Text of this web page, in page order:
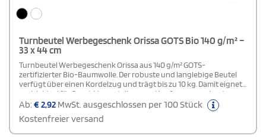
Turnbeutel Werbegeschenk Orissa GOTS Bio 140 g/m² –
33 x 44 cm
Turnbeutel Werbegeschenk Orissa aus 140 g/m² GOTS-
zertifizierter Bio-Baumwolle. Der robuste und langlebige Beutel
verfügt über einen Kordelzug und trägt bis zu 10 kg. Damit eignet
er sich ideal für Sport, Veranstaltungen, Konferenzen oder den
Einsatz im Fitnessstudio.
Ab:€2,92 MwSt. ausgeschlossen per 100 Stück
Kostenfreier versand